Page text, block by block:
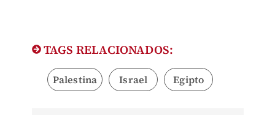
TAGS RELACIONADOS:
Palestina Israel Egipto